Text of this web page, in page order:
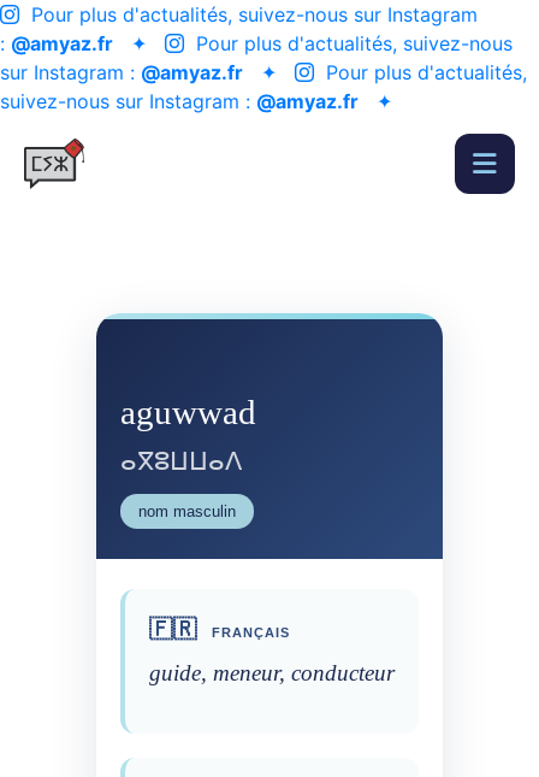
Pour plus d'actualités, suivez-nous sur Instagram
: @amyaz.fr ✦
Pour plus d'actualités, suivez-nous
sur Instagram : @amyaz.fr ✦
Pour plus d'actualités,
suivez-nous sur Instagram : @amyaz.fr ✦
aguwwad
ⴰⴳⵓⵡⵡⴰⴷ
nom masculin
🇫🇷 FRANÇAIS
guide, meneur, conducteur